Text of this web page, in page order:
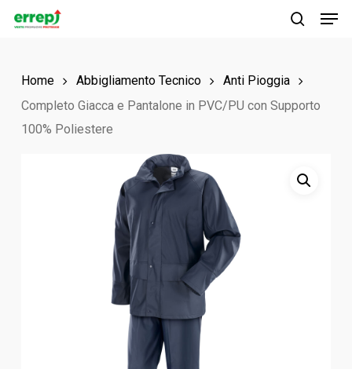
Skip
contentHome Abbigliamento Tecnico
Anti Pioggia
Completo Giacca e Pantalone in PVC/PU con Supporto
100% Poliestere